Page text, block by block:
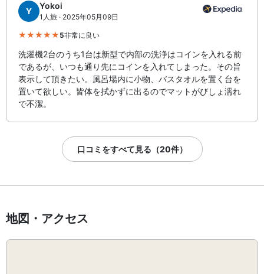
Y
Yokoi
1人旅 · 2025年05月09日
5非常に良い
洗濯機2台のうち1台は新型で内部の洗浄はコインを入れる前
であるが、いつも通り先にコインを入れてしまった。その旨
表示して頂きたい。風呂場内に小物、バスタオルを置く台を
置いて欲しい。皆体を拭かずに出るのでマットがびしょ濡れ
で不潔。
口コミをすべて見る（20件）
地図・アクセス